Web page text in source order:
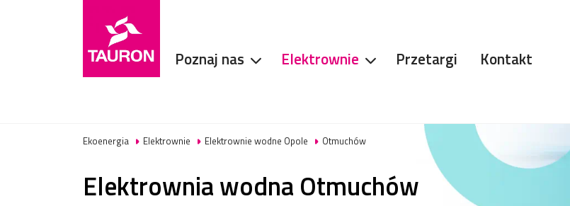
Poznaj nas Elektrownie Przetargi Kontakt
Ekoenergia Elektrownie Elektrownie wodne Opole Otmuchów
Elektrownia wodna Otmuchów